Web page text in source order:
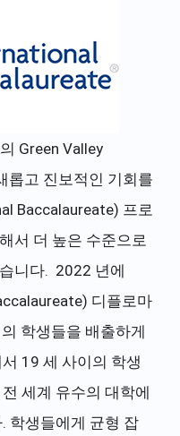
Green Valley
롭고 진보적인 기회를
Baccalaureate) 프로
서 더 높은 수준으로
니다. 2022 년에
디플로마
학생들을 배출하게
19 세 사이의 학생
세계 유수의 대학에
학생들에게 균형 잡